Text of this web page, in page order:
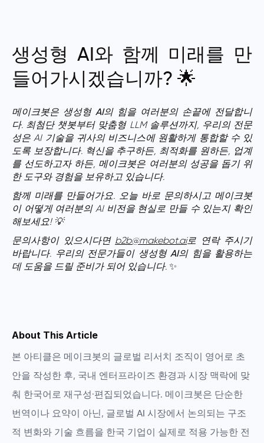
생성형 AI와 함께 미래를 만
들어가시겠습니까? 🌟
메이크봇은 생성형 AI의 힘을 여러분의 손끝에 전달합니
다. 최첨단 챗봇부터 맞춤형 LLM 솔루션까지, 우리의 전문
성은 AI 기술을 귀사의 비즈니스에 원활하게 통합할 수 있
도록 보장합니다. 혁신을 추구하든, 최적화를 원하든, 업계
를 선도하고자 하든, 메이크봇은 여러분의 성공을 돕기 위
한 도구와 경험을 보유하고 있습니다.
함께 미래를 만들어가요. 오늘 바로 문의하시고 메이크봇
이 어떻게 여러분의 AI 비전을 현실로 만들 수 있는지 확인
해보세요! 💡
문의사항이 있으시다면 b2b@makebot.ai로 연락 주시기
바랍니다. 우리의 전문가들이 생성형 AI의 힘을 활용하는
데 도움을 드릴 준비가 되어 있습니다. ✨
About This Article
본 아티클은 메이크봇의 글로벌 리서치 조직이 영어로 초
안을 작성한 후, 국내 엔터프라이즈 환경과 시장 맥락에 맞
춰 한국어로 재구성·편집되었습니다. 메이크봇은 단순한
번역이나 요약이 아닌, 글로벌 AI 시장에서 논의되는 구조
적 변화와 기술 흐름을 한국 기업이 실제로 적용 가능한 전